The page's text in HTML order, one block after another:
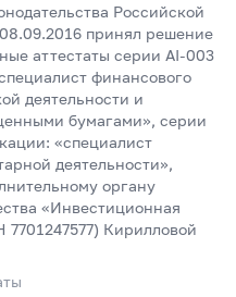
Российской
принял решение
аттестаты серии АI-003
финансового
деятельности и
бумагами», серии
«специалист
деятельности»,
органу
«Инвестиционная
Кирилловой